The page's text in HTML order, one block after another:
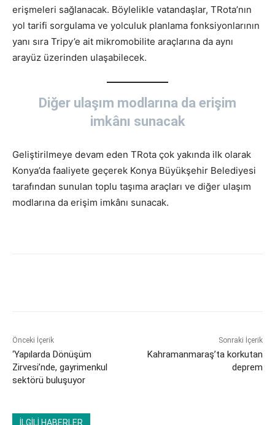
erişmeleri sağlanacak. Böylelikle vatandaşlar, TRota’nın
yol tarifi sorgulama ve yolculuk planlama fonksiyonlarının
yanı sıra Tripy’e ait mikromobilite araçlarına da aynı
arayüz üzerinden ulaşabilecek.
Diğer ulaşım modlarına da erişim
imkânı sunacak
Geliştirilmeye devam eden TRota çok yakında ilk olarak
Konya’da faaliyete geçerek Konya Büyükşehir Belediyesi
tarafından sunulan toplu taşıma araçları ve diğer ulaşım
modlarına da erişim imkânı sunacak.
Önceki İçerik
‘Yapılarda Dönüşüm
Zirvesi’nde, gayrimenkul
sektörü buluşuyor
Sonraki İçerik
Kahramanmaraş’ta korkutan
deprem
İLGİLİ HABERLER